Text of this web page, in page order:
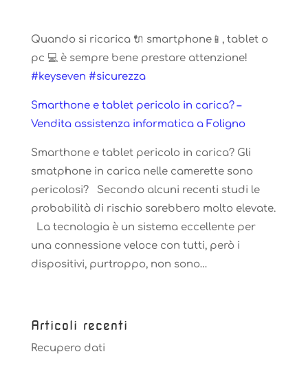
Quando si ricarica 🔌 smartphone📱, tablet o
pc 💻 è sempre bene prestare attenzione!
#keyseven #sicurezza
Smarthone e tablet pericolo in carica? –
Vendita assistenza informatica a Foligno
Smarthone e tablet pericolo in carica? Gli
smatphone in carica nelle camerette sono
pericolosi? Secondo alcuni recenti studi le
probabilità di rischio sarebbero molto elevate.
La tecnologia è un sistema eccellente per
una connessione veloce con tutti, però i
dispositivi, purtroppo, non sono…
Articoli recenti
Recupero dati